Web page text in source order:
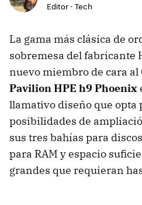
Editor - Tech
La gama más clásica de
sobremesa del fabricante
nuevo miembro de cara al
PavilionHPE h9 Phoenix
llamativo diseño que opta
posibilidades de
sus tres bahías para
para RAM y espacio
grandes que requieran